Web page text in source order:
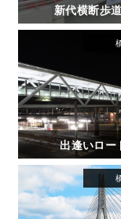
新代横断歩
出逢いロー